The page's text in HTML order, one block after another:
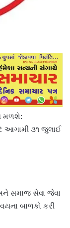
મળશે:
આગામી ૩૧ જુલાઈ
સમાજ સેવા જેવા
બાળકો કરી